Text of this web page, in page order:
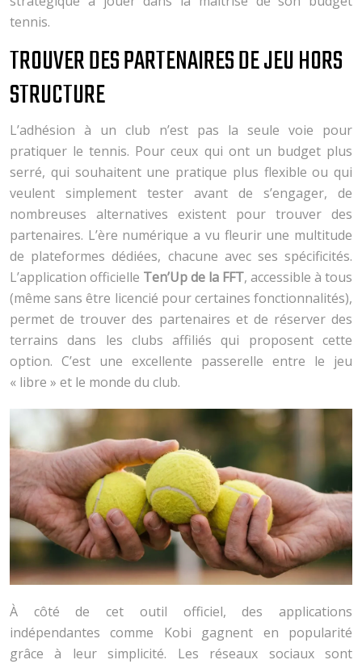
tennis.
TROUVER DES PARTENAIRES DE JEU HORS
STRUCTURE
L’adhésion à un club n’est pas la seule voie pour
pratiquer le tennis. Pour ceux qui ont un budget plus
serré, qui souhaitent une pratique plus flexible ou qui
veulent simplement tester avant de s’engager, de
nombreuses alternatives existent pour trouver des
partenaires. L’ère numérique a vu fleurir une multitude
de plateformes dédiées, chacune avec ses spécificités.
L’application officielle Ten’Up de la FFT, accessible à tous
(même sans être licencié pour certaines fonctionnalités),
permet de trouver des partenaires et de réserver des
terrains dans les clubs affiliés qui proposent cette
option. C’est une excellente passerelle entre le jeu
« libre » et le monde du club.
À côté de cet outil officiel, des applications
indépendantes comme Kobi gagnent en popularité
grâce à leur simplicité. Les réseaux sociaux sont